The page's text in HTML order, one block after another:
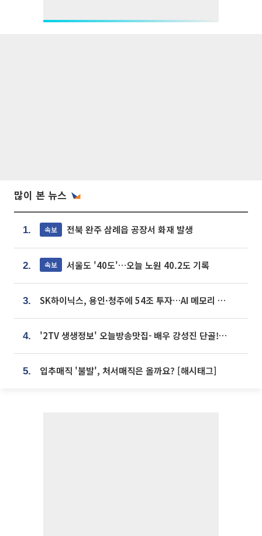
많이 본 뉴스
1. 속보 전북 완주 삼례읍 공장서 화재 발생
2. 속보 서울도 '40도'…오늘 노원 40.2도 기록
3. SK하이닉스, 용인·청주에 54조 투자…AI 메모리 생산기지 키운다
4. '2TV 생생정보' 오늘방송맛집- 배우 강성진 단골! 쌀국수ㆍ푸팟퐁 커리 맛집 '블○○○'
5. 입추매직 '불발', 처서매직은 올까요? [해시태그]